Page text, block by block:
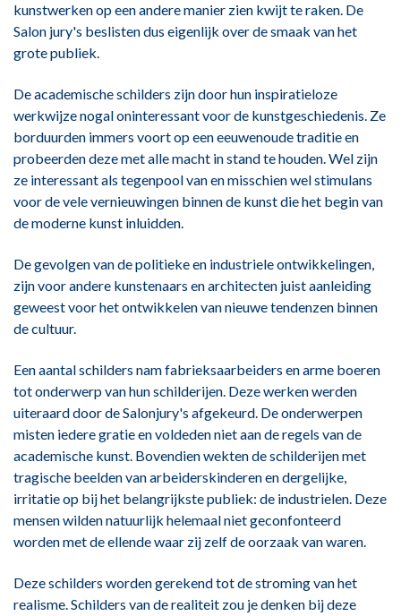
kunstwerken op een andere manier zien kwijt te raken. De
Salon jury's beslisten dus eigenlijk over de smaak van het
grote publiek.
De academische schilders zijn door hun inspiratieloze
werkwijze nogal oninteressant voor de kunstgeschiedenis. Ze
borduurden immers voort op een eeuwenoude traditie en
probeerden deze met alle macht in stand te houden. Wel zijn
ze interessant als tegenpool van en misschien wel stimulans
voor de vele vernieuwingen binnen de kunst die het begin van
de moderne kunst inluidden.
De gevolgen van de politieke en industriele ontwikkelingen,
zijn voor andere kunstenaars en architecten juist aanleiding
geweest voor het ontwikkelen van nieuwe tendenzen binnen
de cultuur.
Een aantal schilders nam fabrieksaarbeiders en arme boeren
tot onderwerp van hun schilderijen. Deze werken werden
uiteraard door de Salonjury's afgekeurd. De onderwerpen
misten iedere gratie en voldeden niet aan de regels van de
academische kunst. Bovendien wekten de schilderijen met
tragische beelden van arbeiderskinderen en dergelijke,
irritatie op bij het belangrijkste publiek: de industrielen. Deze
mensen wilden natuurlijk helemaal niet geconfonteerd
worden met de ellende waar zij zelf de oorzaak van waren.
Deze schilders worden gerekend tot de stroming van het
realisme. Schilders van de realiteit zou je denken bij deze